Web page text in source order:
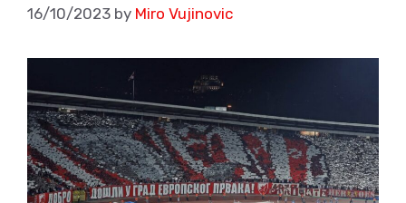
16/10/2023 by Miro Vujinovic